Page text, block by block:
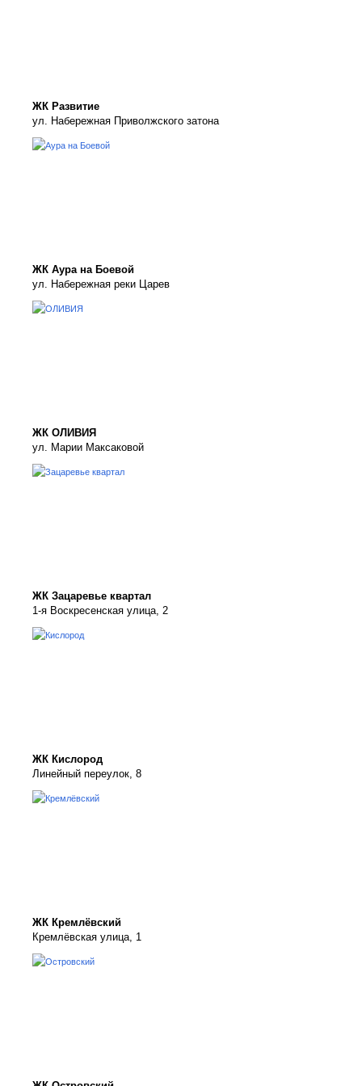
ЖК Развитие
ул. Набережная Приволжского затона
ЖК Аура на Боевой
ул. Набережная реки Царев
ЖК ОЛИВИЯ
ул. Марии Максаковой
ЖК Зацаревье квартал
1-я Воскресенская улица, 2
ЖК Кислород
Линейный переулок, 8
ЖК Кремлёвский
Кремлёвская улица, 1